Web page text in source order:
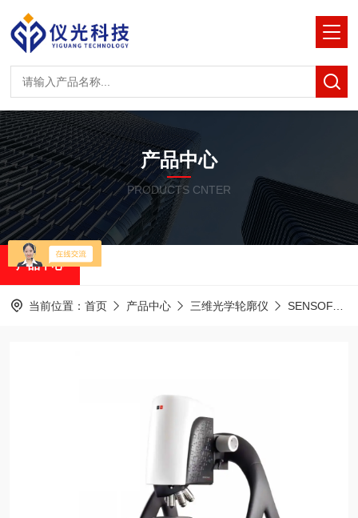
产品中心
PRODUCTS CNTER
产品中心
当前位置： 首页 产品中心 三维光学轮廓仪 SENSOFAR共聚焦白光干涉仪